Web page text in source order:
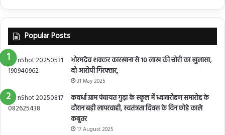
Popular Posts
भोरमदेव शक्कर कारखाना से 10 लाख की चोरी का खुलासा,
दो आरोपी गिरफ्तार,
31 May 2025
कवर्धा ग्राम पंचायत गुढ़ा के स्कूल में ध्वजारोहण समारोह के
दौरान बड़ी लापरवाही, स्वतंत्रता दिवस के दिन छोड़े काले
कबूतर
17 August 2025